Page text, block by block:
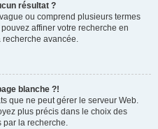
résultat ?
ou comprend plusieurs termes
affiner votre recherche en
avancée.
blanche ?!
que ne peut gérer le serveur Web.
plus précis dans le choix des
par la recherche.